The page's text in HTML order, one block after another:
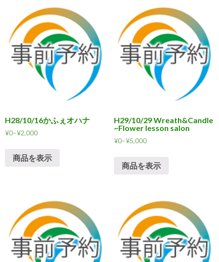
H28/10/16かふぇオハナ
¥0–¥2,000
商品を表示
H29/10/29 Wreath&Candle
~Flower lesson salon
¥0–¥5,000
商品を表示